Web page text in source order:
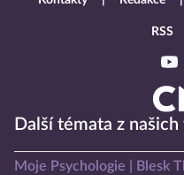
Další témata z našich
Moje Psychologie Blesk
RSS